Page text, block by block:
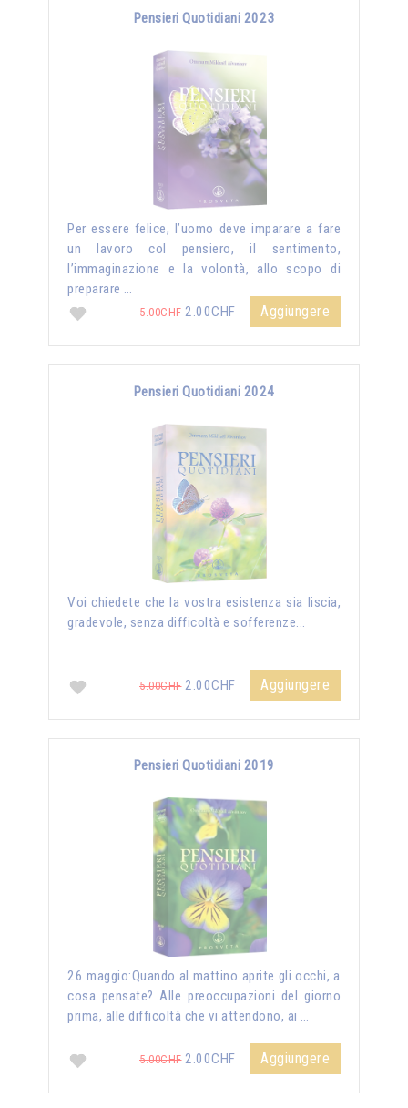
Pensieri Quotidiani 2023
Per essere felice, l’uomo deve imparare a fare
un lavoro col pensiero, il sentimento,
l’immaginazione e la volontà, allo scopo di
preparare …
5.00CHF2.00CHF Aggiungere
Pensieri Quotidiani 2024
Voi chiedete che la vostra esistenza sia liscia,
gradevole, senza difficoltà e sofferenze...
5.00CHF2.00CHF Aggiungere
Pensieri Quotidiani 2019
26 maggio:Quando al mattino aprite gli occhi, a
cosa pensate? Alle preoccupazioni del giorno
prima, alle difficoltà che vi attendono, ai …
5.00CHF2.00CHF Aggiungere